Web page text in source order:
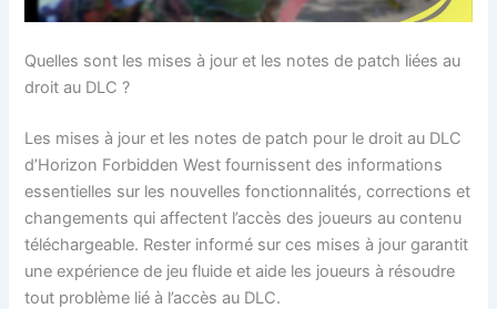
Quelles sont les mises à jour et les notes de patch liées au
droit au DLC ?
Les mises à jour et les notes de patch pour le droit au DLC
d’Horizon Forbidden West fournissent des informations
essentielles sur les nouvelles fonctionnalités, corrections et
changements qui affectent l’accès des joueurs au contenu
téléchargeable. Rester informé sur ces mises à jour garantit
une expérience de jeu fluide et aide les joueurs à résoudre
tout problème lié à l’accès au DLC.